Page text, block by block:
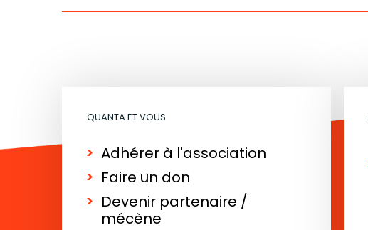
QUANTA ET VOUS
Adhérer à l'association
Faire un don
Devenir partenaire /
mécène